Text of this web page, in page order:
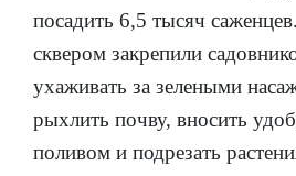
посадить 6,5 тысяч
сквером закрепили
ухаживать за зелеными
рыхлить почву, вносить
поливом и подрезать